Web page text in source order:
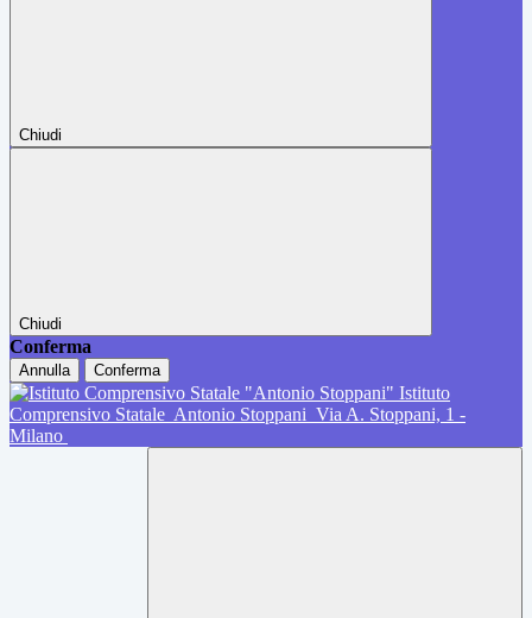
Chiudi
Chiudi
Conferma
Annulla Conferma
Istituto
Comprensivo Statale Antonio Stoppani Via A. Stoppani, 1 -
Milano